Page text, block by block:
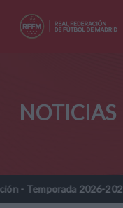
NOTICIAS
2026-2027 //